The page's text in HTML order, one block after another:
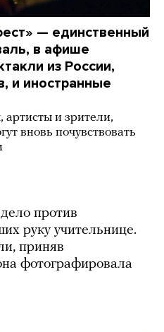
— единственный
в афише
из России,
и иностранные
артисты и зрители,
вновь почувствовать
против
руку учительнице.
приняв
фотографировала